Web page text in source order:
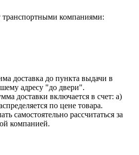
транспортными компаниями:
доставка до пункта выдачи в
адресу "до двери".
доставки включается в счет: а)
по цене товара.
самостоятельно рассчитаться за
компанией.